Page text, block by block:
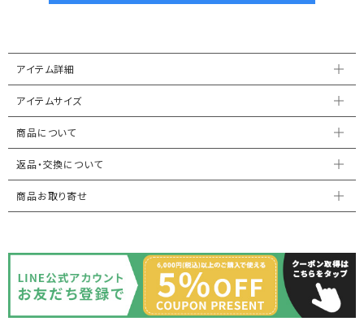
アイテム詳細
アイテムサイズ
商品について
返品・交換について
商品お取り寄せ